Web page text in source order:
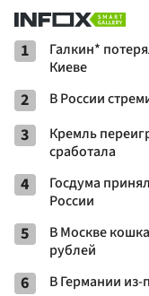
1
Галкин*
Киеве
2 В России
3
Кремль
сработала
4
Госдума
России
5
В Москве
рублей
6 В Германии